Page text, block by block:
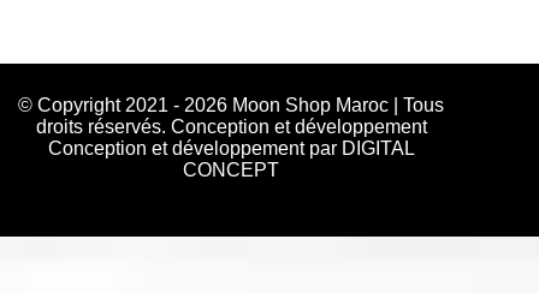
© Copyright 2021 - 2026 Moon Shop Maroc | Tous
droits réservés. Conception et développement
Conception et développement par DIGITAL
CONCEPT